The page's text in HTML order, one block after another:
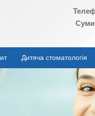
Дитяча стоматологія